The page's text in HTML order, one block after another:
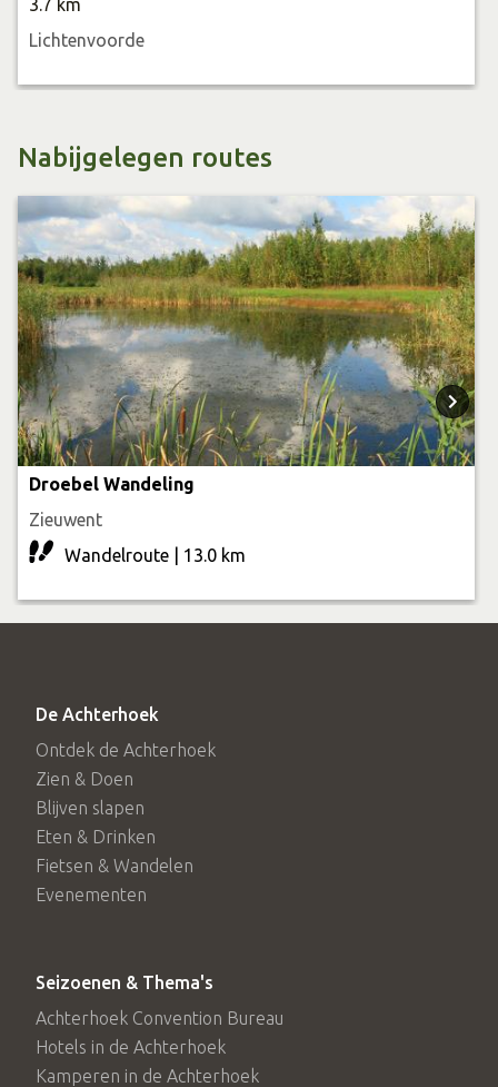
3.7 km
Lichtenvoorde
Nabijgelegen routes
Droebel Wandeling
Zieuwent
Wandelroute | 13.0 km
De Achterhoek
Ontdek de Achterhoek
Zien & Doen
Blijven slapen
Eten & Drinken
Fietsen & Wandelen
Evenementen
Seizoenen & Thema's
Achterhoek Convention Bureau
Hotels in de Achterhoek
Kamperen in de Achterhoek